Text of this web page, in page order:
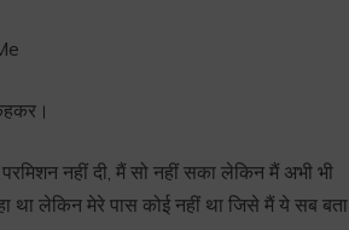
नहीं दी, मैं सो नहीं सका लेकिन मैं अभी भी
था लेकिन मेरे पास कोई नहीं था जिसे मैं ये सब बता